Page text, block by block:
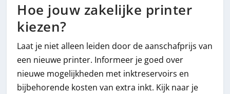
Hoe jouw zakelijke printer
kiezen?
Laat je niet alleen leiden door de aanschafprijs van
een nieuwe printer. Informeer je goed over
nieuwe mogelijkheden met inktreservoirs en
bijbehorende kosten van extra inkt. Kijk naar je